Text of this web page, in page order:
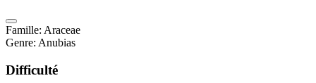
Famille: Araceae
Genre: Anubias
Difficulté